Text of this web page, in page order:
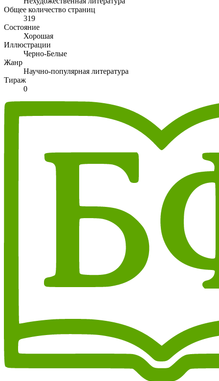
Общее количество страниц
319
Состояние
Хорошая
Иллюстрации
Черно-Белые
Жанр
Научно-популярная литература
Тираж
0